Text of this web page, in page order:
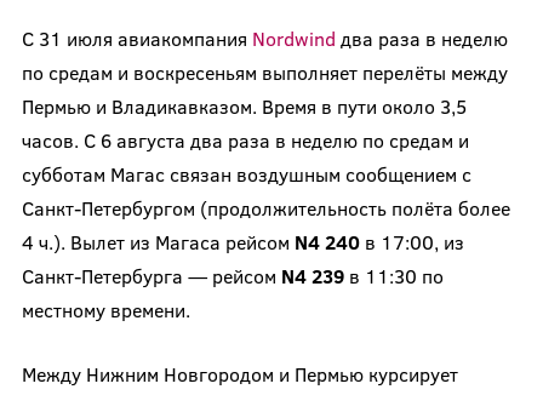
С 31 июля авиакомпания Nordwind два раза в неделю
по средам и воскресеньям выполняет перелёты между
Пермью и Владикавказом. Время в пути около 3,5
часов. С 6 августа два раза в неделю по средам и
субботам Магас связан воздушным сообщением с
Санкт-Петербургом (продолжительность полёта более
4 ч.). Вылет из Магаса рейсом N4 240в 17:00, из
Санкт-Петербурга — рейсом N4 239в 11:30 по
местному времени.
Между Нижним Новгородом и Пермью курсирует